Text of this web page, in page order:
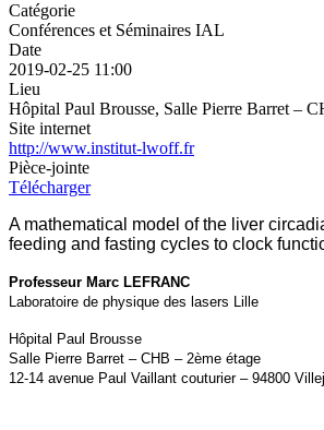
Catégorie
Conférences et Séminaires IAL
Date
2019-02-25 11:00
Lieu
Hôpital Paul Brousse, Salle Pierre Barret –
Site internet
http://www.institut-lwoff.fr
Pièce-jointe
Télécharger
A mathematical model of the liver
feeding and fasting cycles to clock
Professeur Marc LEFRANC
Laboratoire de physique des lasers Lille
Hôpital Paul Brousse
Salle Pierre Barret – CHB – 2ème étage
12-14 avenue Paul Vaillant couturier – 94800